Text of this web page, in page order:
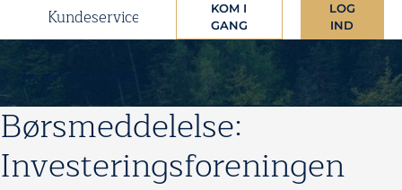
Kundeservice
KOM I
GANG
LOG
IND
3. december 2025
Børsmeddelelse:
Investeringsforeningen